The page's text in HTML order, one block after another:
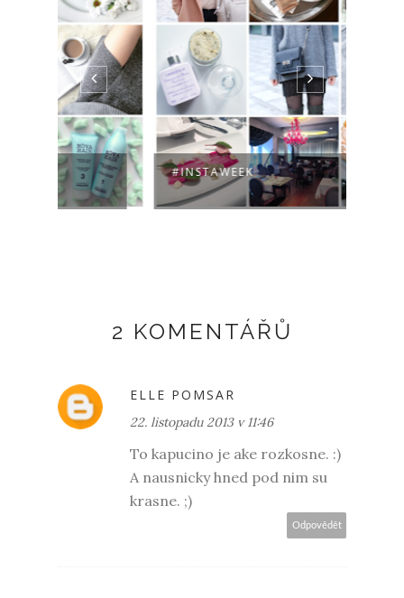
#INSTAWEEK
2 KOMENTÁŘŮ
ELLE POMSAR
22. listopadu 2013 v 11:46
To kapucino je ake rozkosne. :)
A nausnicky hned pod nim su
krasne. ;)
Odpovědět